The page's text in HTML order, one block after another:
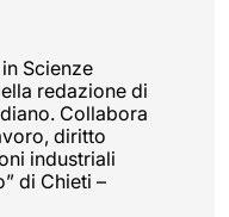
Scienze
redazione di
Collabora
diritto
industriali
di Chieti –